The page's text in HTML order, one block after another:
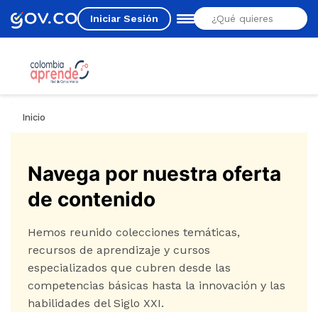
Iniciar Sesión
Estás aquí
Inicio
Navega por nuestra oferta
de contenido
Hemos reunido colecciones temáticas,
recursos de aprendizaje y cursos
especializados que cubren desde las
competencias básicas hasta la innovación y las
habilidades del Siglo XXI.